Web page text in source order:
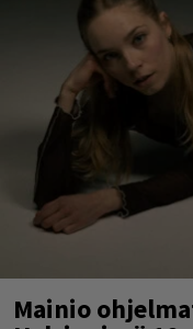
Mainio